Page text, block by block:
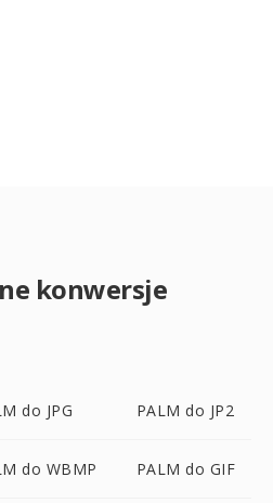
konwersje
do JPG PALM do JP2
do WBMP PALM do GIF